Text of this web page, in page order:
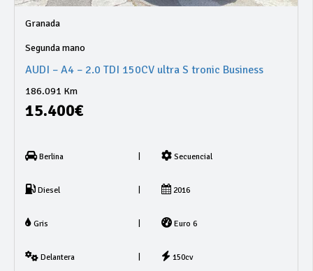
Granada
Segunda mano
AUDI – A4 – 2.0 TDI 150CV ultra S tronic Business
186.091 Km
15.400€
Berlina | Secuencial
Diesel | 2016
Gris | Euro 6
Delantera | 150cv